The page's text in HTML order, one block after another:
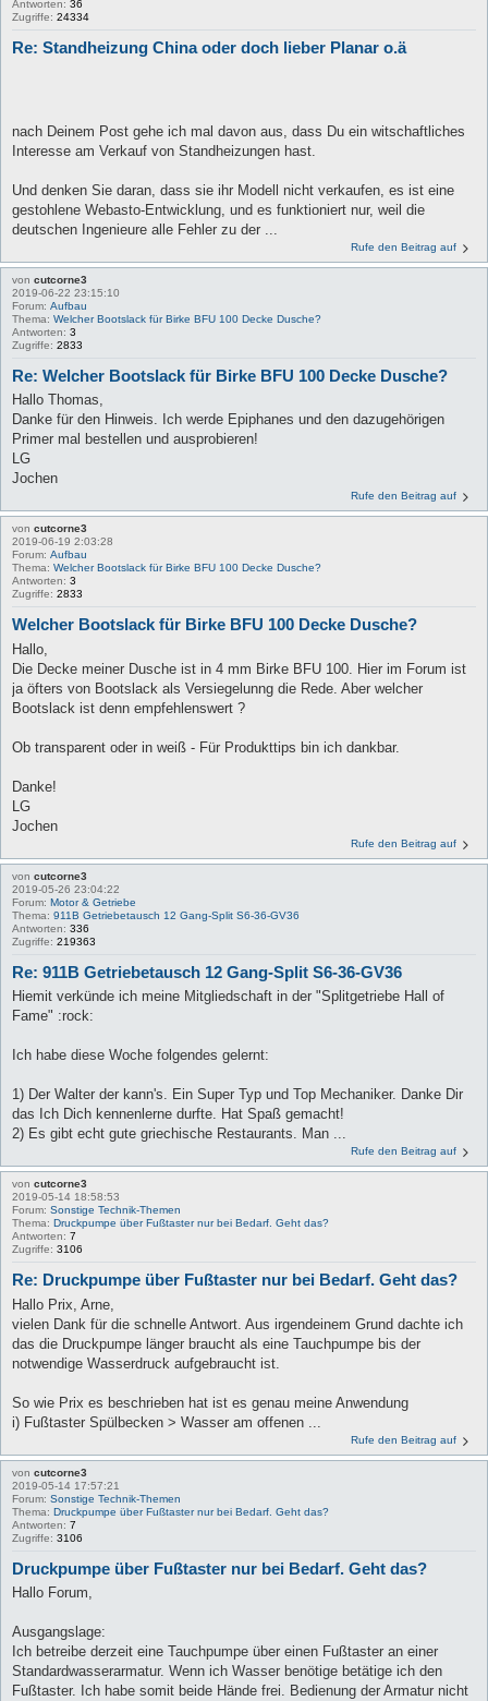
Antworten: 36
Zugriffe: 24334
Re: Standheizung China oder doch lieber Planar o.ä
nach Deinem Post gehe ich mal davon aus, dass Du ein witschaftliches
Interesse am Verkauf von Standheizungen hast.
Und denken Sie daran, dass sie ihr Modell nicht verkaufen, es ist eine
gestohlene Webasto-Entwicklung, und es funktioniert nur, weil die
deutschen Ingenieure alle Fehler zu der ...
Rufe den Beitrag auf
von cutcorne3
2019-06-22 23:15:10
Forum: Aufbau
Thema: Welcher Bootslack für Birke BFU 100 Decke Dusche?
Antworten: 3
Zugriffe: 2833
Re: Welcher Bootslack für Birke BFU 100 Decke Dusche?
Hallo Thomas,
Danke für den Hinweis. Ich werde Epiphanes und den dazugehörigen
Primer mal bestellen und ausprobieren!
LG
Jochen
Rufe den Beitrag auf
von cutcorne3
2019-06-19 2:03:28
Forum: Aufbau
Thema: Welcher Bootslack für Birke BFU 100 Decke Dusche?
Antworten: 3
Zugriffe: 2833
Welcher Bootslack für Birke BFU 100 Decke Dusche?
Hallo,
Die Decke meiner Dusche ist in 4 mm Birke BFU 100. Hier im Forum ist
ja öfters von Bootslack als Versiegelunng die Rede. Aber welcher
Bootslack ist denn empfehlenswert ?
Ob transparent oder in weiß - Für Produkttips bin ich dankbar.
Danke!
LG
Jochen
Rufe den Beitrag auf
von cutcorne3
2019-05-26 23:04:22
Forum: Motor & Getriebe
Thema: 911B Getriebetausch 12 Gang-Split S6-36-GV36
Antworten: 336
Zugriffe: 219363
Re: 911B Getriebetausch 12 Gang-Split S6-36-GV36
Hiemit verkünde ich meine Mitgliedschaft in der "Splitgetriebe Hall of
Fame" :rock:
Ich habe diese Woche folgendes gelernt:
1) Der Walter der kann's. Ein Super Typ und Top Mechaniker. Danke Dir
das Ich Dich kennenlerne durfte. Hat Spaß gemacht!
2) Es gibt echt gute griechische Restaurants. Man ...
Rufe den Beitrag auf
von cutcorne3
2019-05-14 18:58:53
Forum: Sonstige Technik-Themen
Thema: Druckpumpe über Fußtaster nur bei Bedarf. Geht das?
Antworten: 7
Zugriffe: 3106
Re: Druckpumpe über Fußtaster nur bei Bedarf. Geht das?
Hallo Prix, Arne,
vielen Dank für die schnelle Antwort. Aus irgendeinem Grund dachte ich
das die Druckpumpe länger braucht als eine Tauchpumpe bis der
notwendige Wasserdruck aufgebraucht ist.
So wie Prix es beschrieben hat ist es genau meine Anwendung
i) Fußtaster Spülbecken > Wasser am offenen ...
Rufe den Beitrag auf
von cutcorne3
2019-05-14 17:57:21
Forum: Sonstige Technik-Themen
Thema: Druckpumpe über Fußtaster nur bei Bedarf. Geht das?
Antworten: 7
Zugriffe: 3106
Druckpumpe über Fußtaster nur bei Bedarf. Geht das?
Hallo Forum,
Ausgangslage:
Ich betreibe derzeit eine Tauchpumpe über einen Fußtaster an einer
Standardwasserarmatur. Wenn ich Wasser benötige betätige ich den
Fußtaster. Ich habe somit beide Hände frei. Bedienung der Armatur nicht